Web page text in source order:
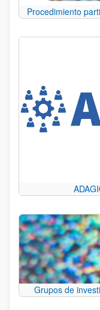
Procedimiento
Grupos de